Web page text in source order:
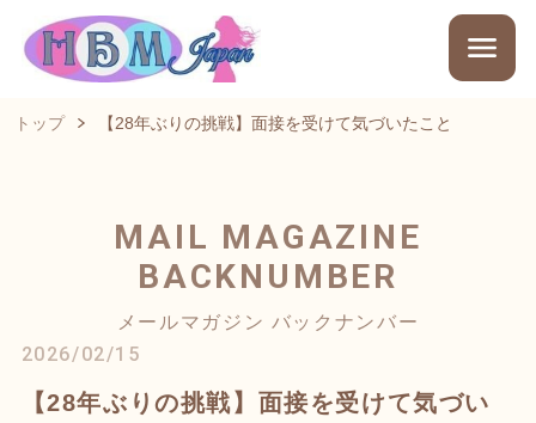
トップ 【28年ぶりの挑戦】面接を受けて気づいたこと
MAIL MAGAZINE
BACKNUMBER
メールマガジン バックナンバー
2026/02/15
【28年ぶりの挑戦】面接を受けて気づい